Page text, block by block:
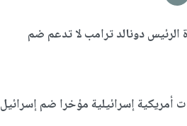
دونالد ترامب لا تدعم ضم
إسرائيلية مؤخرا ضم إسرائيل